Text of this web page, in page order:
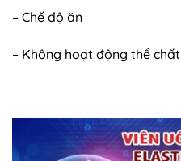
– Chế độ ăn
– Không hoạt động thể chất